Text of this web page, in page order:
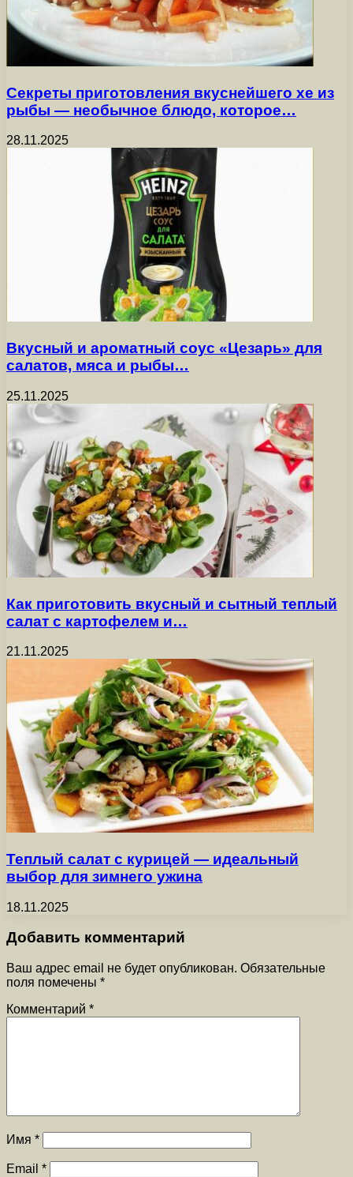
Секреты приготовления вкуснейшего хе из
рыбы — необычное блюдо, которое…
28.11.2025
Вкусный и ароматный соус «Цезарь» для
салатов, мяса и рыбы…
25.11.2025
Как приготовить вкусный и сытный теплый
салат с картофелем и…
21.11.2025
Теплый салат с курицей — идеальный
выбор для зимнего ужина
18.11.2025
Добавить комментарий
Ваш адрес email не будет опубликован. Обязательные
поля помечены *
Комментарий *
Имя *
Email *